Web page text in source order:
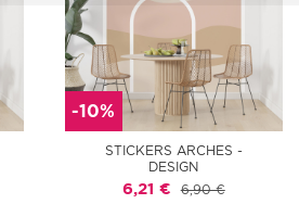
-10%
STICKERS ARCHES -
DESIGN
6,21 € 6,90 €